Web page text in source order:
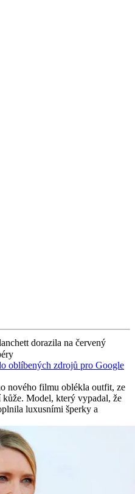
dorazila na červený
oblíbených zdrojů pro Google
nového filmu oblékla outfit, ze
Model, který vypadal, že
luxusními šperky a